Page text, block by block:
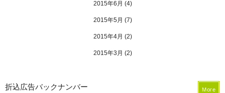
2015年6月 (4)
2015年5月 (7)
2015年4月 (2)
2015年3月 (2)
折込広告バックナンバー More